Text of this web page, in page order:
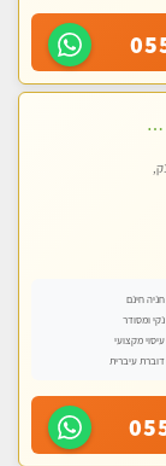
חדש יוקרתי ופרטי בכרמל – חיפה! פנקו את עצמכם ברוגע פינוק וחוויה בלתי נשכחת ללא מין !!
חניה חינם
נקי ומסודר
עיסוי מקצועי
דוברת עיברית